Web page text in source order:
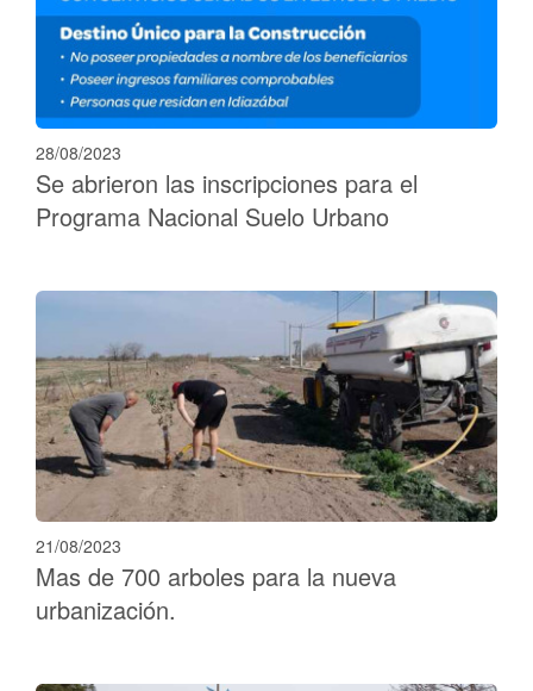
28/08/2023
Se abrieron las inscripciones para el
Programa Nacional Suelo Urbano
21/08/2023
Mas de 700 arboles para la nueva
urbanización.